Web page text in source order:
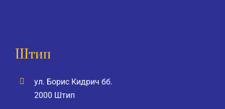
Штип
ул. Борис Кидрич бб.
2000 Штип